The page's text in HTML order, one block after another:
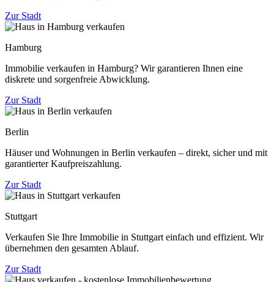
Zur Stadt
Hamburg
Immobilie verkaufen in Hamburg? Wir garantieren Ihnen eine
diskrete und sorgenfreie Abwicklung.
Zur Stadt
Berlin
Häuser und Wohnungen in Berlin verkaufen – direkt, sicher und mit
garantierter Kaufpreiszahlung.
Zur Stadt
Stuttgart
Verkaufen Sie Ihre Immobilie in Stuttgart einfach und effizient. Wir
übernehmen den gesamten Ablauf.
Zur Stadt